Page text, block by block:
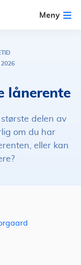
Meny
2026
lånerente
delen av
om du har
eller kan